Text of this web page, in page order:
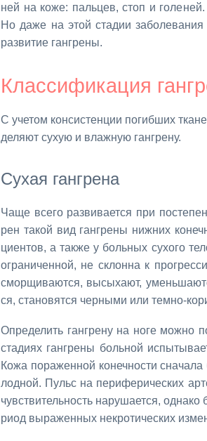
ней на ко­же: паль­цев, стоп и
Но да­же на этой ста­дии за­бо­ле­ва­ния
раз­ви­тие ган­гре­ны.
Клас­си­фи­ка­ция
С уче­том кон­си­стен­ции по­гиб­ших
де­ля­ют сухую и влаж­ную ган­гре­ну.
Су­хая ган­гре­на
Ча­ще все­го раз­ви­ва­ет­ся при
рен та­кой вид ган­гре­ны ниж­них
ци­ен­тов, а та­к­же у боль­ных су­хо­го
огра­ни­чен­ной, не склон­на к
смор­щи­ва­ют­ся, вы­сы­ха­ют,
ся, ста­но­вят­ся чер­ны­ми или тем­но-
Опре­де­лить ган­гре­ну на но­ге мож­но
ста­ди­ях ган­гре­ны боль­ной
Ко­жа по­ра­жен­ной ко­неч­но­сти
лод­ной. Пульс на пе­ри­фе­ри­че­ских
чув­стви­тель­ность на­ру­ша­ет­ся,
ри­од вы­ра­жен­ных некро­ти­че­ских